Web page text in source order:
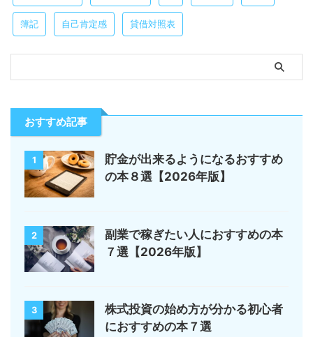
簿記 自己肯定感 貸借対照表
おすすめ記事
1
貯金が出来るようになるおすすめ
の本８選【2026年版】
2
副業で稼ぎたい人におすすめの本
７選【2026年版】
3
株式投資の始め方が分かる初心者
におすすめの本７選